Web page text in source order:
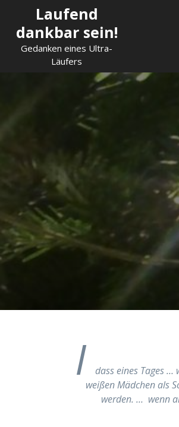
content
Laufend
dankbar sein!
Gedanken eines Ultra-
Läufers
I
dass eines Tages …
weißen Mädchen als
werden. … wenn